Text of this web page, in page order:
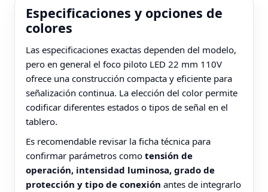
Especificaciones y opciones de
colores
Las especificaciones exactas dependen del modelo,
pero en general el foco piloto LED 22 mm 110V
ofrece una construcción compacta y eficiente para
señalización continua. La elección del color permite
codificar diferentes estados o tipos de señal en el
tablero.
Es recomendable revisar la ficha técnica para
confirmar parámetros como tensión de
operación, intensidad luminosa, grado de
protección y tipo de conexión antes de integrarlo